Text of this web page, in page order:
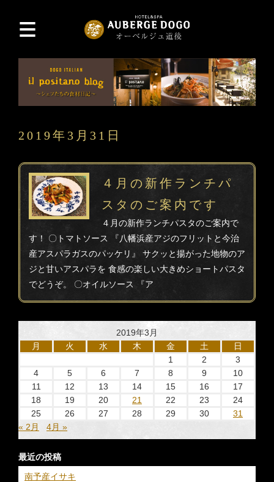
2019年3月31日
４月の新作ランチパ
スタのご案内です
４月の新作ランチパスタのご案内で
す！ 〇トマトソース 『八幡浜産アジのフリットと今治
産アスパラガスのパッケリ』 サクッと揚がった地物のア
ジと甘いアスパラを 食感の楽しい大きめショートパスタ
でどうぞ。 〇オイルソース 『ア
2019年3月
月
火 水 木 金 土
日
1
2
3
4
5 6 7 8 9
10
11
12 13 14 15 16
17
18
19 20 21 22 23
24
25
26 27 28 29 30
31
« 2月
4月 »
最近の投稿
南予産イサキ